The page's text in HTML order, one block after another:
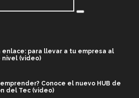
enlace: para llevar a tu empresa al
(video)
Conoce el nuevo HUB de
del Tec (video)